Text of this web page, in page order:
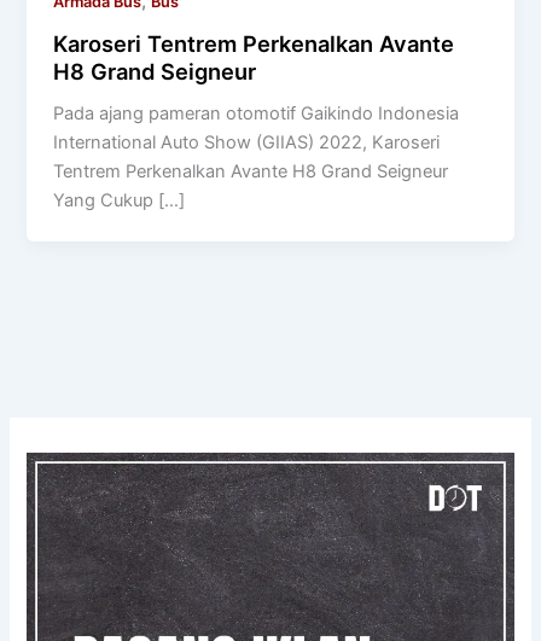
Karoseri Tentrem Perkenalkan Avante
H8 Grand Seigneur
Pada ajang pameran otomotif Gaikindo Indonesia
International Auto Show (GIIAS) 2022, Karoseri
Tentrem Perkenalkan Avante H8 Grand Seigneur
Yang Cukup […]